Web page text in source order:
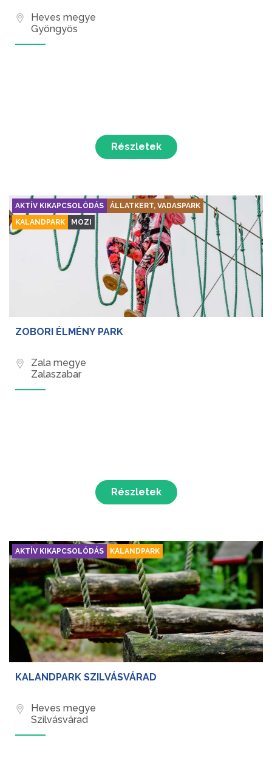
Heves megye
Gyöngyös
Részletek
AKTÍV KIKAPCSOLÓDÁS
ÁLLATKERT, VADASPARK
KALANDPARK
MOZI
ZOBORI ÉLMÉNY PARK
Zala megye
Zalaszabar
Részletek
AKTÍV KIKAPCSOLÓDÁS KALANDPARK
KALANDPARK SZILVÁSVÁRAD
Heves megye
Szilvásvárad